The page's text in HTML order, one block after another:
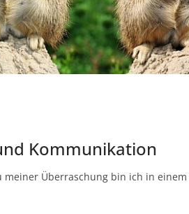
Kommunikation
Überraschung bin ich in